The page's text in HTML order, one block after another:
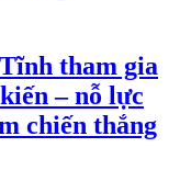
tham gia
– nỗ lực
chiến thắng